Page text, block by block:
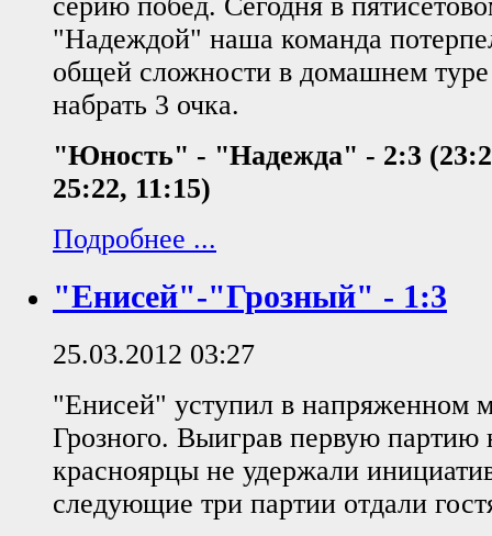
"Надеждой" наша команда
общей сложности в домашнем
набрать 3 очка.
"Юность" - "Надежда" - 2:3
25:22, 11:15)
Подробнее ...
"Енисей"-"Грозный" - 1:3
25.03.2012 03:27
"Енисей" уступил в напряженном
Грозного. Выиграв первую
красноярцы не удержали
следующие три партии отдали